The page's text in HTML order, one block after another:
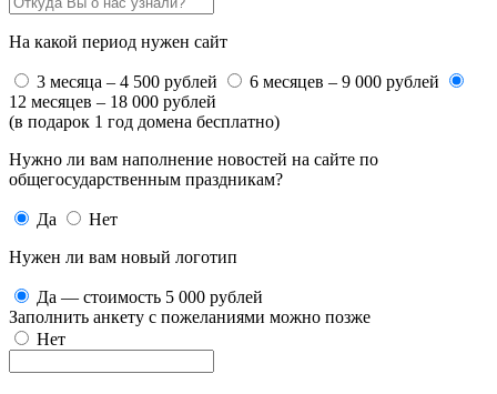
На какой период нужен сайт
3 месяца – 4 500 рублей
6 месяцев – 9 000 рублей
12 месяцев – 18 000 рублей
(в подарок 1 год домена бесплатно)
Нужно ли вам наполнение новостей на сайте по
общегосударственным праздникам?
Да
Нет
Нужен ли вам новый логотип
Да — стоимость 5 000 рублей
Заполнить анкету с пожеланиями можно позже
Нет